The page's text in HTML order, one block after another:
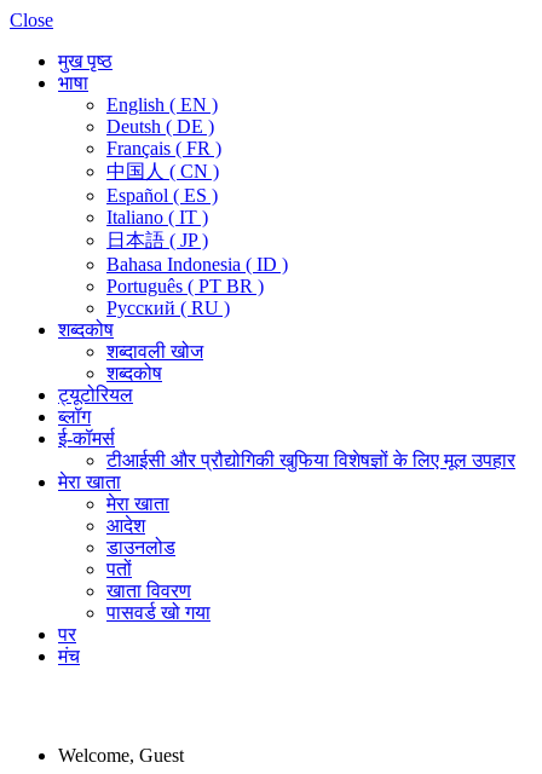
Close
मुख पृष्ठ
भाषा
English ( EN )
Deutsh ( DE )
Français ( FR )
中国人 ( CN )
Español ( ES )
Italiano ( IT )
日本語 ( JP )
Bahasa Indonesia ( ID )
Português ( PT BR )
Pусский ( RU )
शब्दकोष
शब्दावली खोज
शब्दकोष
ट्यूटोरियल
ब्लॉग
ई-कॉमर्स
टीआईसी और प्रौद्योगिकी खुफिया विशेषज्ञों के लिए मूल उपहार
मेरा खाता
मेरा खाता
आदेश
डाउनलोड
पतों
खाता विवरण
पासवर्ड खो गया
पर
मंच
Welcome, Guest